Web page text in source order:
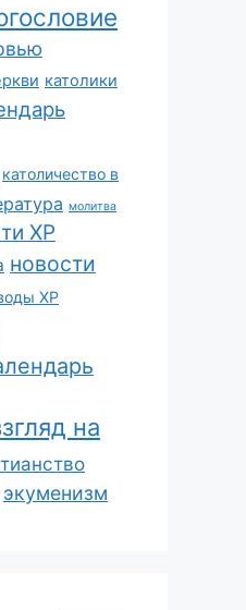
католики
католичество в
молитва
ХР
новости
ХР
на
экуменизм